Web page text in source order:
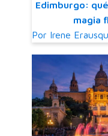
Edimburgo:
magia
Por Irene